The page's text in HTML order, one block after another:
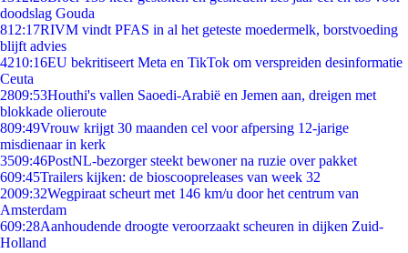
doodslag Gouda
812:17RIVM vindt PFAS in al het geteste moedermelk, borstvoeding
blijft advies
4210:16EU bekritiseert Meta en TikTok om verspreiden desinformatie
Ceuta
2809:53Houthi's vallen Saoedi-Arabië en Jemen aan, dreigen met
blokkade olieroute
809:49Vrouw krijgt 30 maanden cel voor afpersing 12-jarige
misdienaar in kerk
3509:46PostNL-bezorger steekt bewoner na ruzie over pakket
609:45Trailers kijken: de bioscoopreleases van week 32
2009:32Wegpiraat scheurt met 146 km/u door het centrum van
Amsterdam
609:28Aanhoudende droogte veroorzaakt scheuren in dijken Zuid-
Holland